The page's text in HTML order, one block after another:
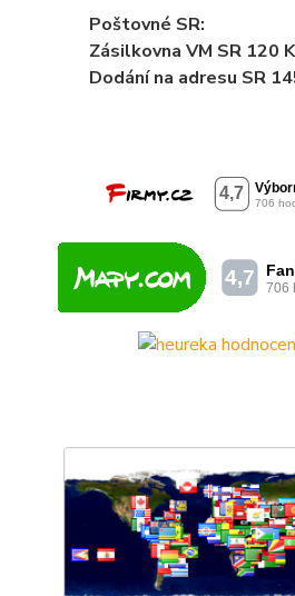
Poštovné SR:
Zásilkovna VM SR 120
Dodánína adresu SR